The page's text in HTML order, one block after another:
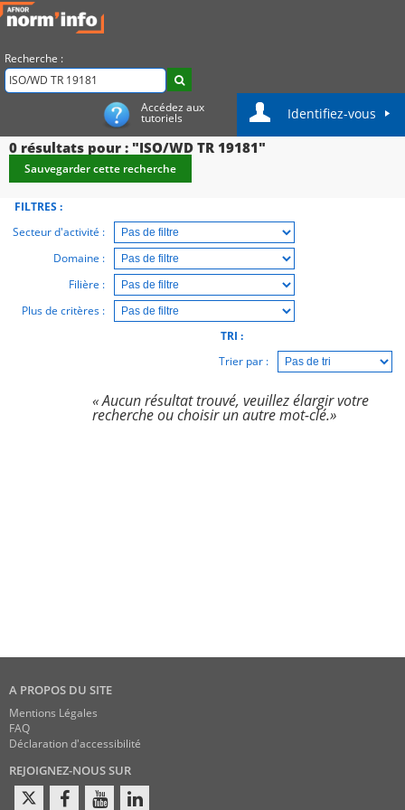
Recherche :
Accédez aux
tutoriels Identifiez-vous
0 résultats pour : "ISO/WD TR 19181"
Sauvegarder cette recherche
FILTRES :
Secteur d'activité :
Domaine :
Filière :
Plus de critères :
TRI :
Trier par :
« Aucun résultat trouvé, veuillez élargir votre
recherche ou choisir un autre mot-clé.»
A PROPOS DU SITE
Mentions Légales
FAQ
Déclaration d'accessibilité
REJOIGNEZ-NOUS SUR